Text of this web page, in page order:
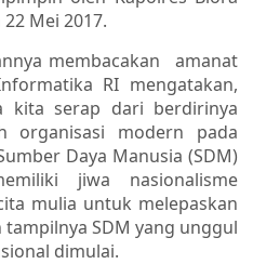
22 Mei 2017.
membacakan amanat
RI mengatakan,
kita serap dari berdirinya
organisasi modern pada
Daya Manusia (SDM)
jiwa nasionalisme
mulia untuk melepaskan
SDM yang unggul
dimulai.